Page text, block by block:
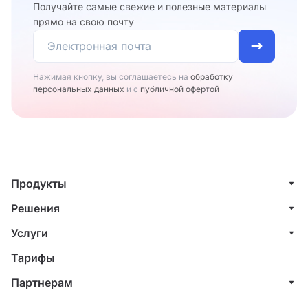
Получайте самые свежие и полезные материалы
прямо на свою почту
Нажимая кнопку, вы соглашаетесь на обработку
персональных данных и с публичной офертой
Продукты
Управление клиентами (CRM)
Проекты
Финансы
Решения
ИТ-компании
Строительные компании
Веб-студии
Услуги
Внедрение системы управления клиентами
Внедрение финансового учета
Тарифы
Партнерам